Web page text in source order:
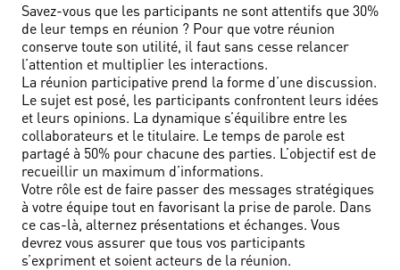
Savez-vous que les participants ne sont attentifs que 30%
de leur temps en réunion ? Pour que votre réunion
conserve toute son utilité, il faut sans cesse relancer
l’attention et multiplier les interactions.
La réunion participative prend la forme d’une discussion.
Le sujet est posé, les participants confrontent leurs idées
et leurs opinions. La dynamique s’équilibre entre les
collaborateurs et le titulaire. Le temps de parole est
partagé à 50% pour chacune des parties. L’objectif est de
recueillir un maximum d’informations.
Votre rôle est de faire passer des messages stratégiques
à votre équipe tout en favorisant la prise de parole. Dans
ce cas-là, alternez présentations et échanges. Vous
devrez vous assurer que tous vos participants
s’expriment et soient acteurs de la réunion.